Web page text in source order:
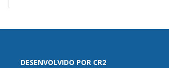
DESENVOLVIDO POR CR2